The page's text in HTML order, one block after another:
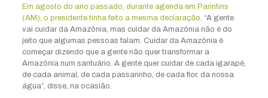
Em agosto do ano passado, durante agenda em Parintins
(AM), o presidente tinha feito a mesma declaração . “A gente
vai cuidar da Amazônia, mas cuidar da Amazônia não é do
jeito que algumas pessoas falam. Cuidar da Amazônia é
começar dizendo que a gente não quer transformar a
Amazônia num santuário. A gente quer cuidar de cada igarapé,
de cada animal, de cada passarinho, de cada flor, da nossa
água”, disse, na ocasião.